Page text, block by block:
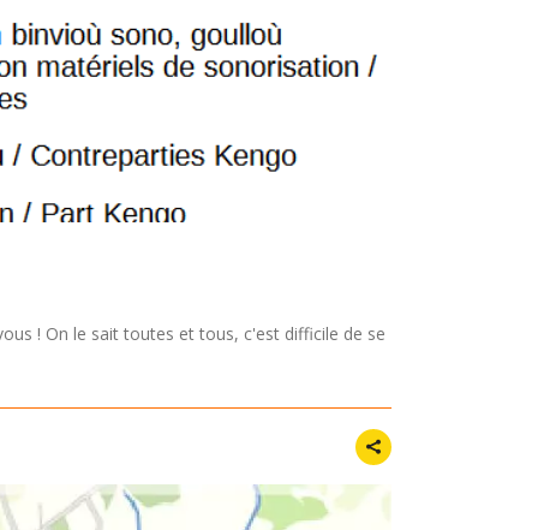
! On le sait toutes et tous, c'est difficile de se